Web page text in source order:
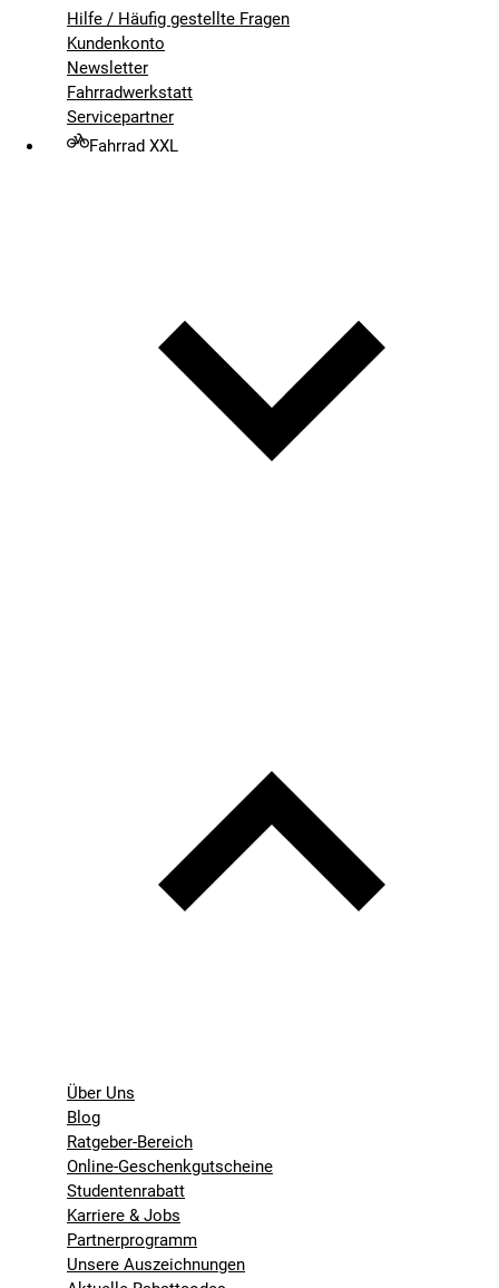
Hilfe / Häufig gestellte Fragen
Kundenkonto
Newsletter
Fahrradwerkstatt
Servicepartner
Fahrrad XXL
Über Uns
Blog
Ratgeber-Bereich
Online-Geschenkgutscheine
Studentenrabatt
Karriere & Jobs
Partnerprogramm
Unsere Auszeichnungen